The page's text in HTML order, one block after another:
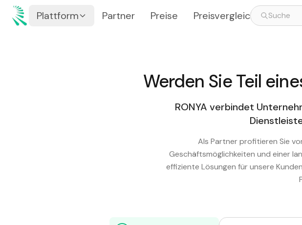
Zum Inhalt springen
Zum Hauptinhalt springen
Plattform Partner Preise Preisvergleich
Werden Sie Teil
RONYA verbindet
Als Partner profitieren Sie
Geschäftsmöglichkeiten und einer
effiziente Lösungen für unsere